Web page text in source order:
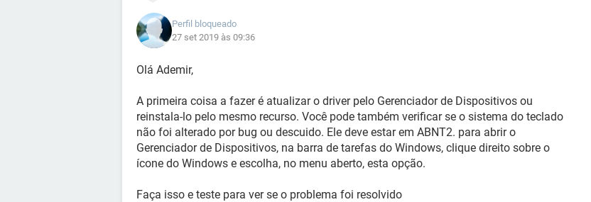
Perfil bloqueado
27 set 2019 às 09:36
Olá Ademir,
A primeira coisa a fazer é atualizar o driver pelo Gerenciador de Dispositivos ou
reinstala-lo pelo mesmo recurso. Você pode também verificar se o sistema do teclado
não foi alterado por bug ou descuido. Ele deve estar em ABNT2. para abrir o
Gerenciador de Dispositivos, na barra de tarefas do Windows, clique direito sobre o
ícone do Windows e escolha, no menu aberto, esta opção.
Faça isso e teste para ver se o problema foi resolvido